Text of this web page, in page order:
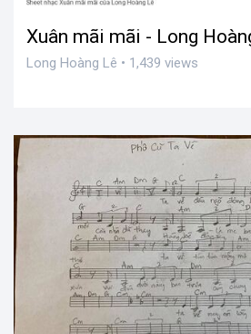
Xuân mãi mãi - Long
Long Hoàng Lê • 1,439 views